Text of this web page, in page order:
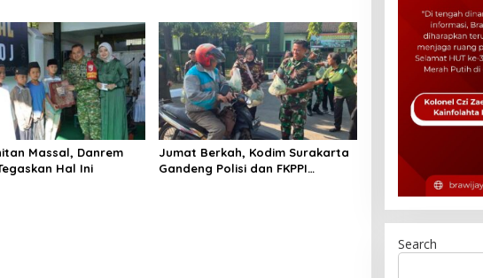
Massal, Danrem
Hal Ini
Jumat Berkah, Kodim Surakarta
Gandeng Polisi dan FKPPI
Search